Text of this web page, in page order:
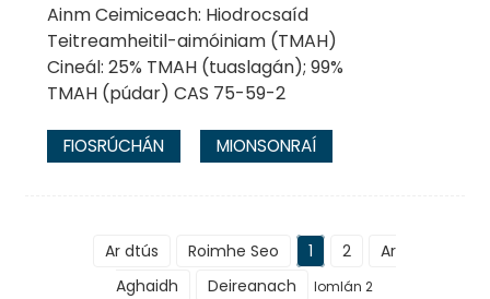
Ainm Ceimiceach: Hiodrocsaíd
Teitreamheitil-aimóiniam (TMAH)
Cineál: 25% TMAH (tuaslagán); 99%
TMAH (púdar) CAS 75-59-2
FIOSRÚCHÁN MIONSONRAÍ
Ar dtús Roimhe Seo 1 2
Ar
Aghaidh
Deireanach Iomlán 2